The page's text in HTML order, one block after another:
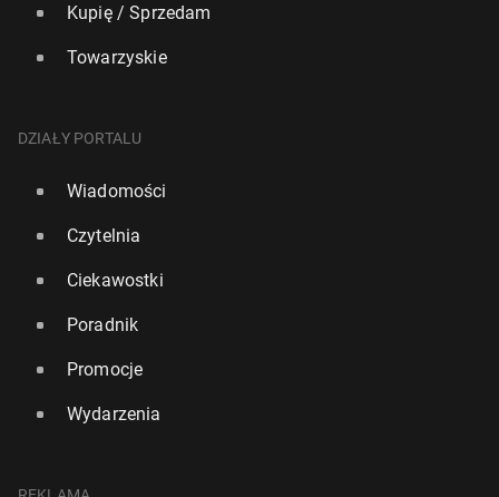
Kupię / Sprzedam
Towarzyskie
DZIAŁY PORTALU
Wiadomości
Czytelnia
Ciekawostki
Poradnik
Promocje
Wydarzenia